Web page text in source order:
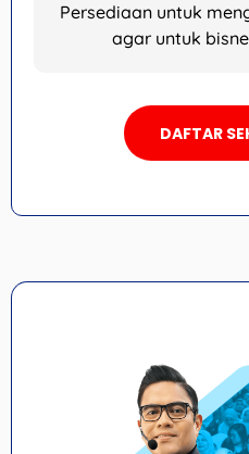
Persediaan untuk
agar untuk
DAFTAR